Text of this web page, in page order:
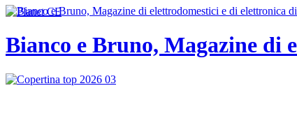
Bianco e Bruno, Magazine di